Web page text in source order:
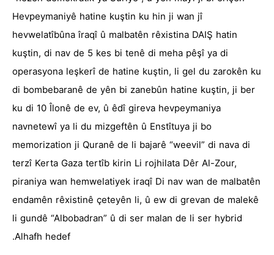
Hevpeymaniyê hatine kuştin ku hin ji wan jî
hevwelatîbûna îraqî û malbatên rêxistina DAIŞ hatin
kuştin, di nav de 5 kes bi tenê di meha pêşî ya di
operasyona leşkerî de hatine kuştin, li gel du zarokên ku
di bombebaranê de yên bi zanebûn hatine kuştin, ji ber
ku di 10 Îlonê de ev, û êdî gireva hevpeymaniya
navnetewî ya li du mizgeftên û Enstîtuya ji bo
memorization ji Quranê de li bajarê “weevil” di nava di
terzî Kerta Gaza tertîb kirin Li rojhilata Dêr Al-Zour,
piraniya wan hemwelatiyek iraqî Di nav wan de malbatên
endamên rêxistinê çeteyên li, û ew di grevan de malekê
li gundê “Albobadran” û di ser malan de li ser hybrid
Alhafh hedef.